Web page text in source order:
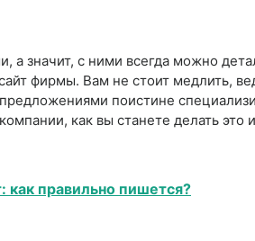
а значит, с ними всегда можно
фирмы. Вам не стоит медлить,
поистине
как вы станете делать это
как правильно пишется?